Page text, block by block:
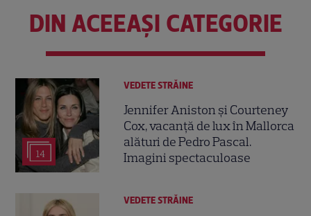
DIN ACEEAȘI CATEGORIE
14
VEDETE STRĂINE
Jennifer Aniston și Courteney
Cox, vacanță de lux în Mallorca
alături de Pedro Pascal.
Imagini spectaculoase
VEDETE STRĂINE